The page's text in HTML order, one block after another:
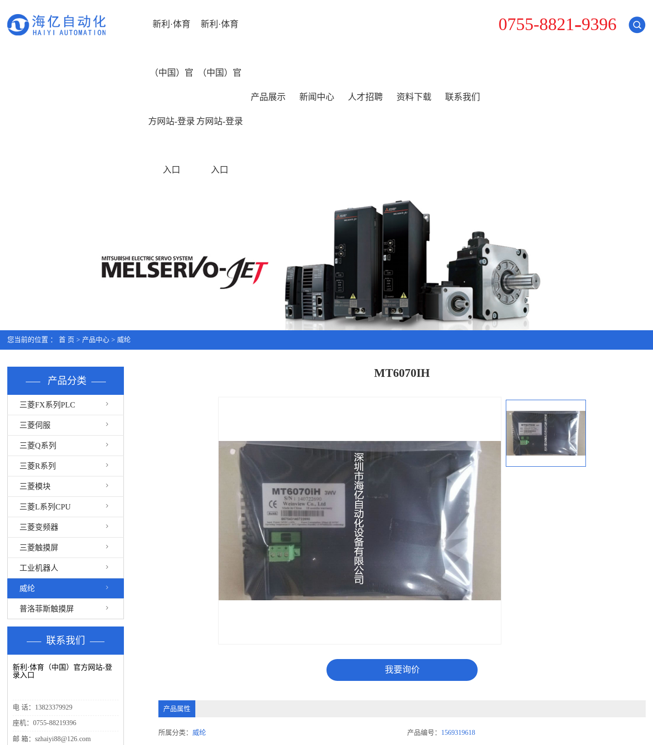
0755-8821-9396
新利·体育
（中国）官
方网站-登录
入口
新利·体育
（中国）官
方网站-登录
入口
产品展示 新闻中心 人才招聘 资料下载 联系我们
您当前的位置 ： 首 页 > 产品中心 > 威纶
产品分类
三菱FX系列PLC
三菱伺服
三菱Q系列
三菱R系列
三菱模块
三菱L系列CPU
三菱变频器
三菱触摸屏
工业机器人
威纶
普洛菲斯触摸屏
联系我们
新利·体育（中国）官方网站-登
录入口
电 话：13823379929
座机：0755-88219396
邮 箱：szhaiyi88@126.com
MT6070IH
我要询价
产品属性
所属分类： 威纶 产品编号： 1569319618